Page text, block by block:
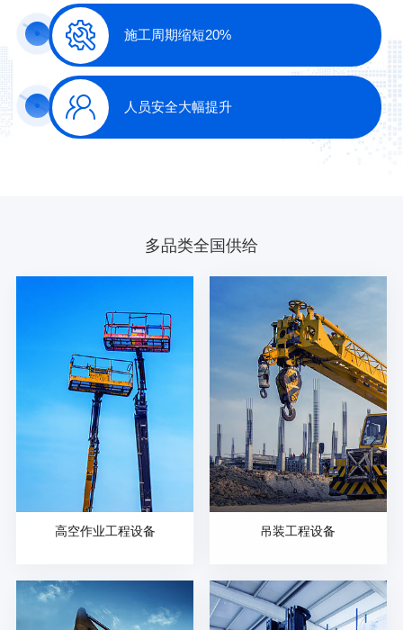
施工周期缩短20%
人员安全大幅提升
多品类全国供给
高空作业工程设备 吊装工程设备